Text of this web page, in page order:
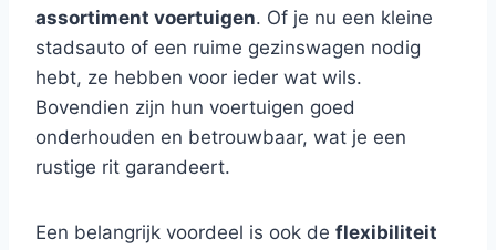
assortiment voertuigen. Of je nu een kleine
stadsauto of een ruime gezinswagen nodig
hebt, ze hebben voor ieder wat wils.
Bovendien zijn hun voertuigen goed
onderhouden en betrouwbaar, wat je een
rustige rit garandeert.
Een belangrijk voordeel is ook de flexibiliteit